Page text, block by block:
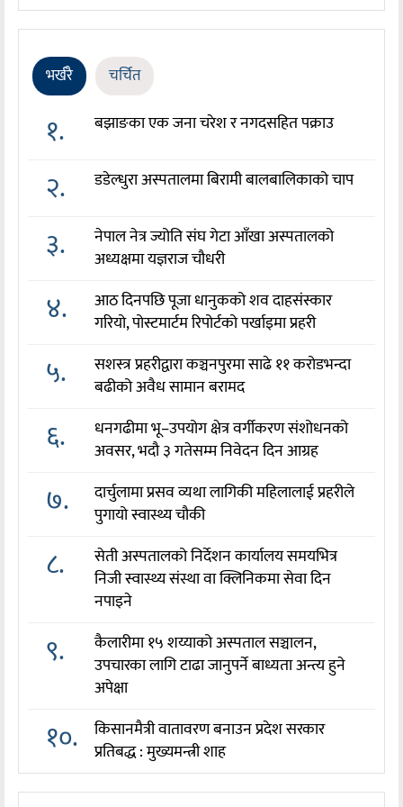
भर्खरै चर्चित
१. बझाङका एक जना चरेश र नगदसहित पक्राउ
२. डडेल्धुरा अस्पतालमा बिरामी बालबालिकाको चाप
३.
नेपाल नेत्र ज्योति संघ गेटा आँखा अस्पतालको
अध्यक्षमा यज्ञराज चौधरी
४.
आठ दिनपछि पूजा धानुकको शव दाहसंस्कार
गरियो, पोस्टमार्टम रिपोर्टको पर्खाइमा प्रहरी
५.
सशस्त्र प्रहरीद्वारा कञ्चनपुरमा साढे ११ करोडभन्दा
बढीको अवैध सामान बरामद
६.
धनगढीमा भू–उपयोग क्षेत्र वर्गीकरण संशोधनको
अवसर, भदौ ३ गतेसम्म निवेदन दिन आग्रह
७.
दार्चुलामा प्रसव व्यथा लागिकी महिलालाई प्रहरीले
पुगायो स्वास्थ्य चौकी
८.
सेती अस्पतालको निर्देशन कार्यालय समयभित्र
निजी स्वास्थ्य संस्था वा क्लिनिकमा सेवा दिन
नपाइने
९.
कैलारीमा १५ शय्याको अस्पताल सञ्चालन,
उपचारका लागि टाढा जानुपर्ने बाध्यता अन्त्य हुने
अपेक्षा
१०.
किसानमैत्री वातावरण बनाउन प्रदेश सरकार
प्रतिबद्ध : मुख्यमन्त्री शाह